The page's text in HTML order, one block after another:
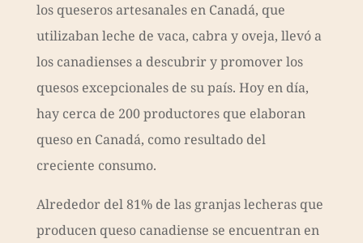
los queseros artesanales en Canadá, que
utilizaban leche de vaca, cabra y oveja, llevó a
los canadienses a descubrir y promover los
quesos excepcionales de su país. Hoy en día,
hay cerca de 200 productores que elaboran
queso en Canadá, como resultado del
creciente consumo.
Alrededor del 81% de las granjas lecheras que
producen queso canadiense se encuentran en